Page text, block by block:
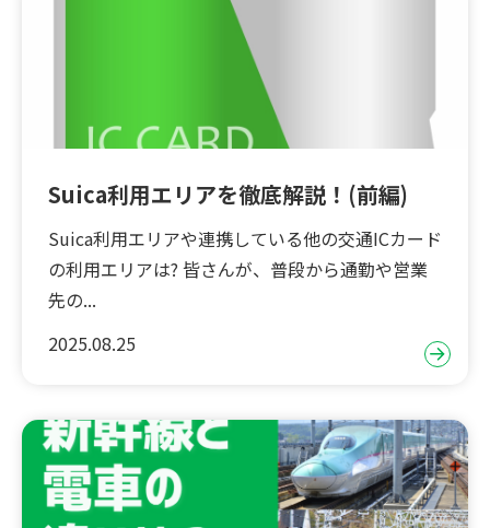
Suica利用エリアを徹底解説！(前編)
Suica利用エリアや連携している他の交通ICカード
の利用エリアは? 皆さんが、普段から通勤や営業
先の...
2025.08.25